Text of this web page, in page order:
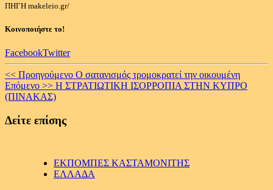
ΠΗΓΗ makeleio.gr/
Κοινοποιήστε το!
FacebookTwitter
Continue
Reading
<< Προηγούμενο Ο σατανισμός τρομοκρατεί την οικουμένη
Επόμενο >> Η ΣΤΡΑΤΙΩΤΙΚΗ ΙΣΟΡΡΟΠΙΑ ΣΤΗΝ ΚΥΠΡΟ
(ΠΙΝΑΚΑΣ)
Δείτε επίσης
ΕΚΠΟΜΠΕΣ ΚΑΣΤΑΜΟΝΙΤΗΣ
ΕΛΛΑΔΑ